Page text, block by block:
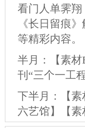
看门人单霁
《长日留痕
等精彩内容。
半月：【素
刊“三个一工
下半月：【
六艺馆】【素